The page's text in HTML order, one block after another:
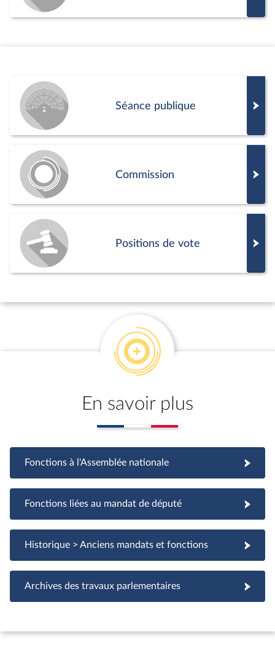
Séance publique
Commission
Positions de vote
En savoir plus
Fonctions à l'Assemblée nationale
Fonctions à l'Assemblée nationale
Fonctions liées au mandat de député
Fonctions liées au mandat de député
Historique > Anciens mandats et fonctions
Archives des travaux parlementaires